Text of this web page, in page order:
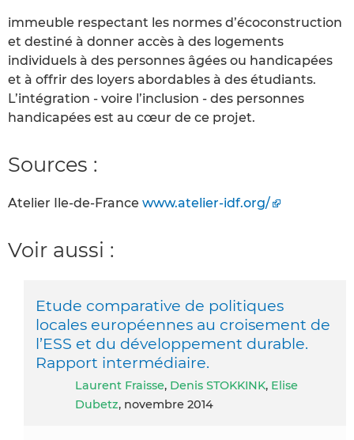
immeuble respectant les normes d’écoconstruction
et destiné à donner accès à des logements
individuels à des personnes âgées ou handicapées
et à offrir des loyers abordables à des étudiants.
L’intégration - voire l’inclusion - des personnes
handicapées est au cœur de ce projet.
Sources :
Atelier Ile-de-France www.atelier-idf.org/
Voir aussi :
Etude comparative de politiques
locales européennes au croisement de
l’ESS et du développement durable.
Rapport intermédiaire.
Laurent Fraisse, Denis STOKKINK, Elise
Dubetz, novembre 2014